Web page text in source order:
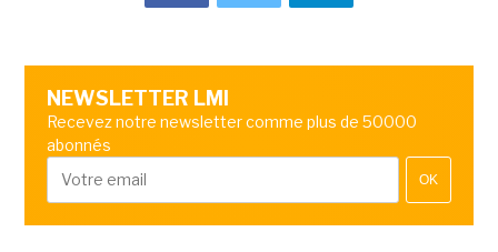
NEWSLETTER LMI
Recevez notre newsletter comme plus de 50000
abonnés
OK